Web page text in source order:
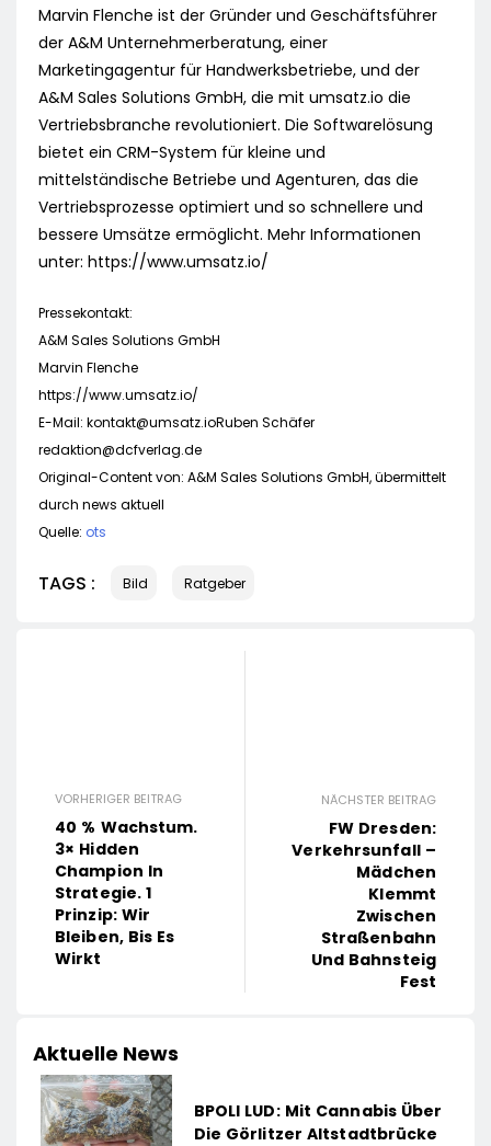
Marvin Flenche ist der Gründer und Geschäftsführer
der A&M Unternehmerberatung, einer
Marketingagentur für Handwerksbetriebe, und der
A&M Sales Solutions GmbH, die mit umsatz.io die
Vertriebsbranche revolutioniert. Die Softwarelösung
bietet ein CRM-System für kleine und
mittelständische Betriebe und Agenturen, das die
Vertriebsprozesse optimiert und so schnellere und
bessere Umsätze ermöglicht. Mehr Informationen
unter: https://www.umsatz.io/
Pressekontakt:
A&M Sales Solutions GmbH
Marvin Flenche
https://www.umsatz.io/
E-Mail: kontakt@umsatz.ioRuben Schäfer
redaktion@dcfverlag.de
Original-Content von: A&M Sales Solutions GmbH, übermittelt
durch news aktuell
Quelle: ots
TAGS : Bild Ratgeber
VORHERIGER BEITRAG
40 % Wachstum.
3× Hidden
Champion In
Strategie. 1
Prinzip: Wir
Bleiben, Bis Es
Wirkt
NÄCHSTER BEITRAG
FW Dresden:
Verkehrsunfall –
Mädchen
Klemmt
Zwischen
Straßenbahn
Und Bahnsteig
Fest
Aktuelle News
BPOLI LUD: Mit Cannabis Über
Die Görlitzer Altstadtbrücke